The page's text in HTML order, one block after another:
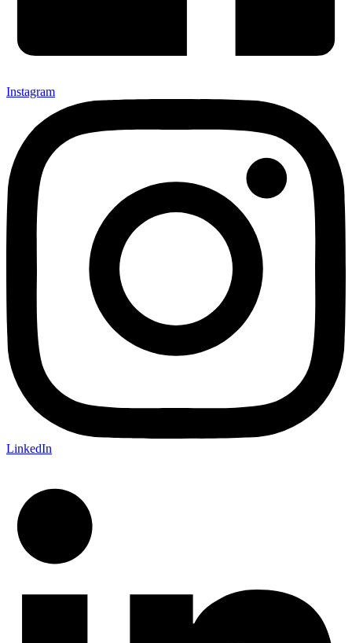
Instagram
LinkedIn